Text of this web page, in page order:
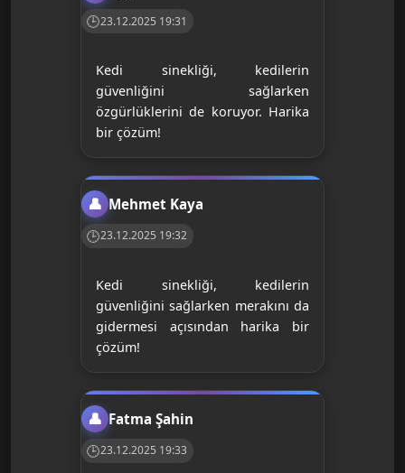
23.12.2025 19:31
Kedi sinekliği, kedilerin
güvenliğini sağlarken
özgürlüklerini de koruyor. Harika
bir çözüm!
Mehmet Kaya
23.12.2025 19:32
Kedi sinekliği, kedilerin
güvenliğini sağlarken merakını da
gidermesi açısından harika bir
çözüm!
Fatma Şahin
23.12.2025 19:33